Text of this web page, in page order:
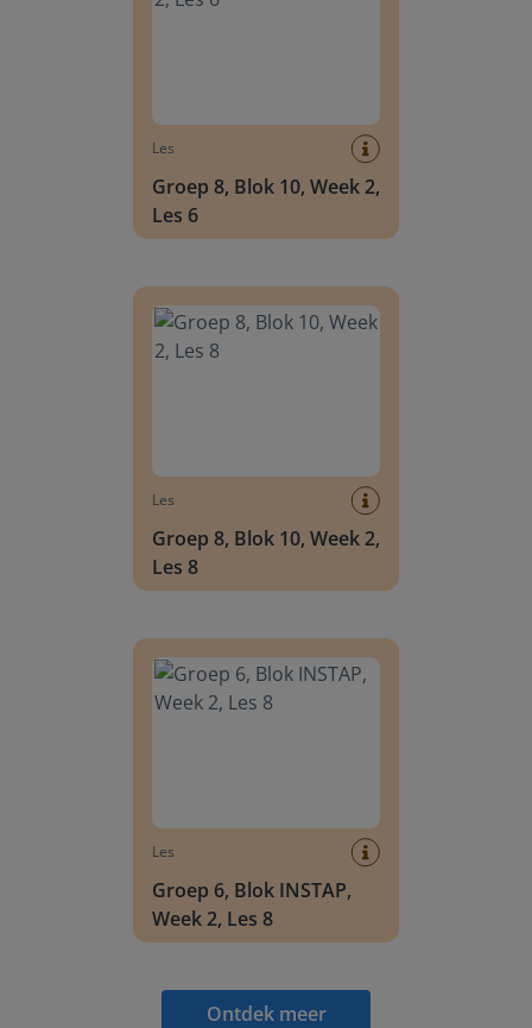
Les
Groep 8, Blok 10, Week 2,
Les 6
Les
Groep 8, Blok 10, Week 2,
Les 8
Les
Groep 6, Blok INSTAP,
Week 2, Les 8
Ontdek meer